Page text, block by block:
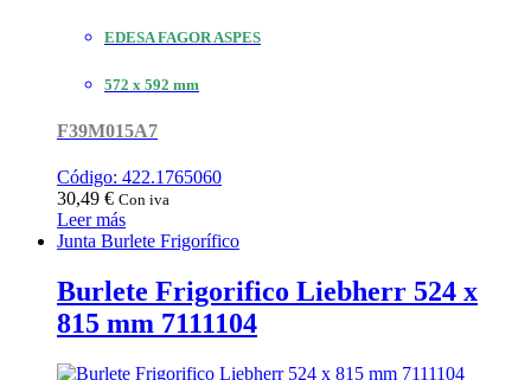
EDESA FAGOR ASPES
572 x 592 mm
F39M015A7
Código: 422.1765060
30,49 € Con iva
Leer más
Junta Burlete Frigorífico
Burlete Frigorifico Liebherr 524 x
815 mm 7111104